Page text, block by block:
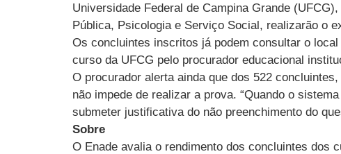
Universidade Federal de Campina Grande
Pública, Psicologia e Serviço Social, realizarão o
Os concluintes inscritos já podem consultar o
curso da UFCG pelo procurador educacional
O procurador alerta ainda que dos 522
não impede de realizar a prova. “Quando o
submeter justificativa do não preenchimento do
Sobre
O Enade avalia o rendimento dos concluintes dos